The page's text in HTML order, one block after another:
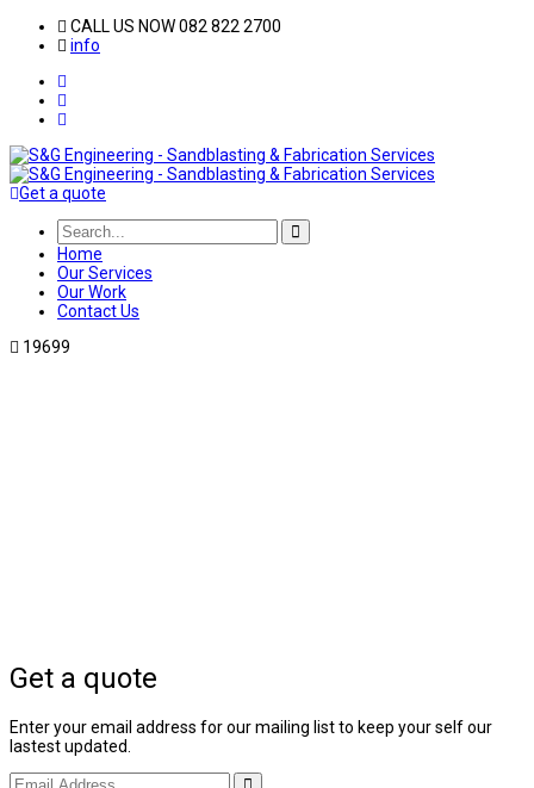
CALL US NOW 082 822 2700
info
Get a quote
Home
Our Services
Our Work
Contact Us
19699
Get a quote
Enter your email address for our mailing list to keep your self our
lastest updated.